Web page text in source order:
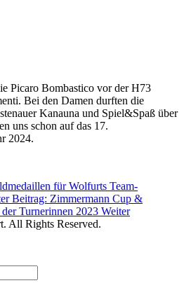
Picaro Bombastico vor der H73
Bei den Damen durften die
Kanauna und Spiel&Spaß über
uns schon auf das 17.
2024.
für Wolfurts Team-
Beitrag: Zimmermann Cup &
Turnerinnen 2023 Weiter
All Rights Reserved.